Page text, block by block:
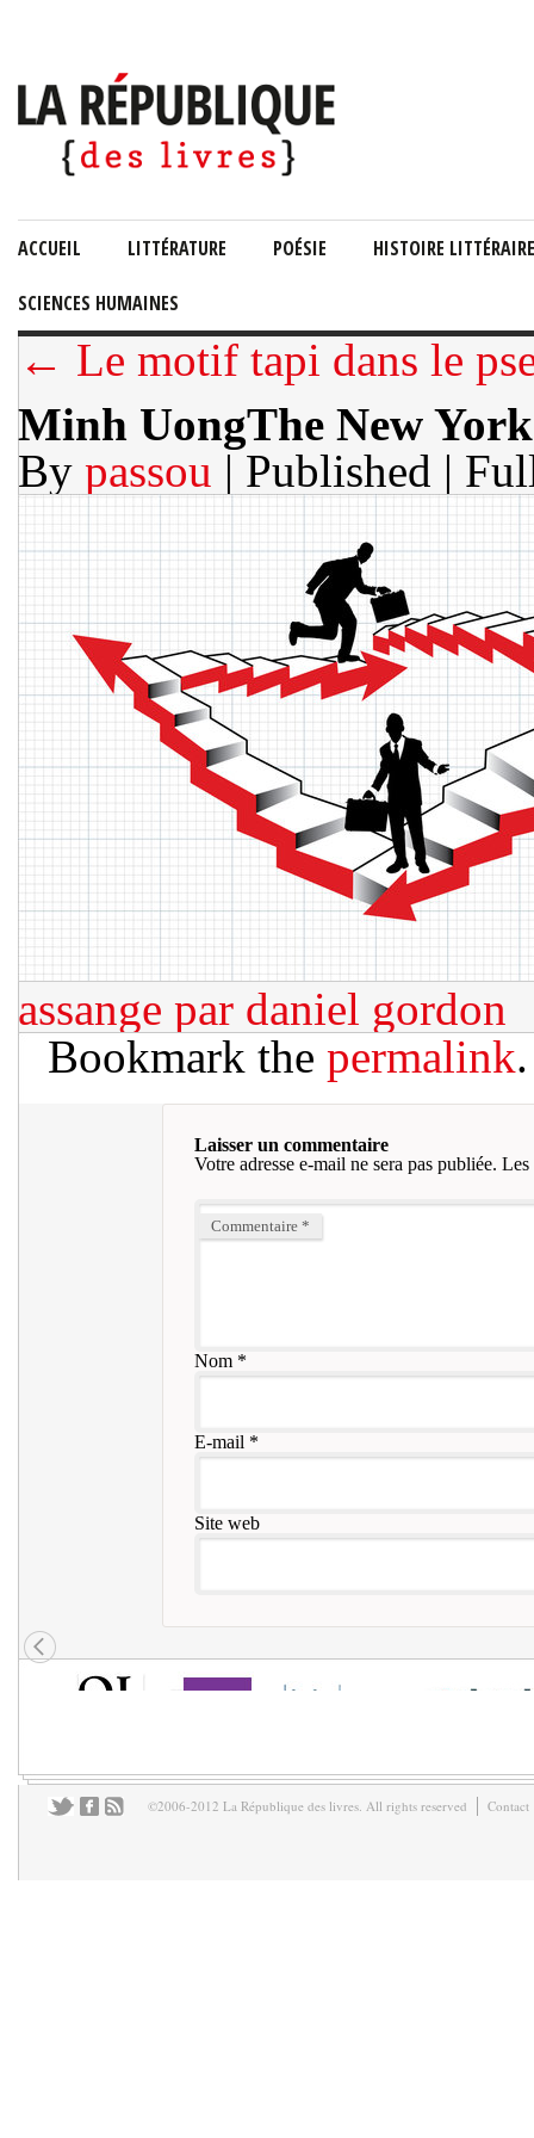
ACCUEIL LITTÉRATURE POÉSIE HISTOIRE LITTÉRAIRE
SCIENCES HUMAINES
← Le motif tapi dans le
Minh UongThe New
By passou | Published |
assange par daniel gordon
Bookmark the permalink.
Laisser un commentaire
Votre adresse e-mail ne sera pas publiée. Les
Commentaire *
Nom*
E-mail *
Site web
©2006-2012 La République des livres. All rights reserved Contact